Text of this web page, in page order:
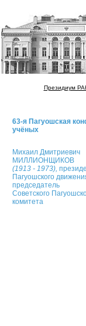
Президиум
63-я Пагуошская
учёных
Михаил Дмитриевич
МИЛЛИОНЩИКОВ
(1913 - 1973),
Пагуошского
председатель
Советского
комитета